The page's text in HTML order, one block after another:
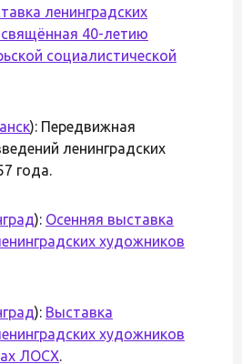
ленинградских
40-летию
социалистической
): Передвижная
ленинградских
года.
): Осенняя выставка
художников
): Выставка
художников
ЛОСХ.